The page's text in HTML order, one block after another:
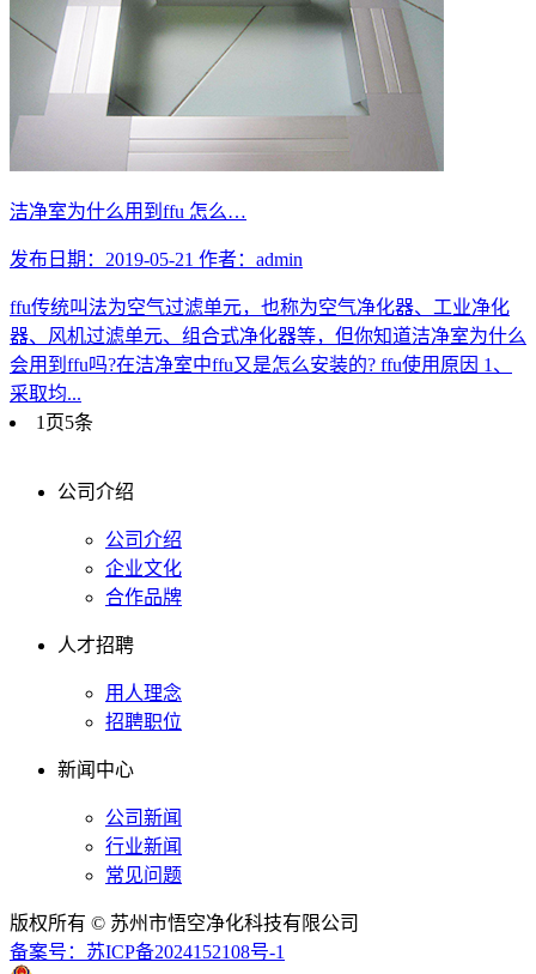
洁净室为什么用到ffu 怎么…
发布日期：2019-05-21 作者：admin
ffu传统叫法为空气过滤单元，也称为空气净化器、工业净化
器、风机过滤单元、组合式净化器等，但你知道洁净室为什么
会用到ffu吗?在洁净室中ffu又是怎么安装的? ffu使用原因 1、
采取均...
1页5条
公司介绍
公司介绍
企业文化
合作品牌
人才招聘
用人理念
招聘职位
新闻中心
公司新闻
行业新闻
常见问题
版权所有 © 苏州市悟空净化科技有限公司
备案号：苏ICP备2024152108号-1